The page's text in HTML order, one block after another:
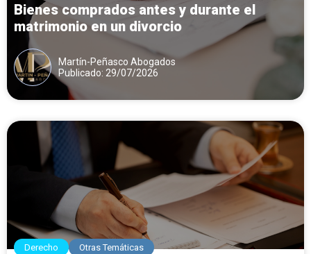
Bienes comprados antes y durante el
matrimonio en un divorcio
Martín-Peñasco Abogados
Publicado: 29/07/2026
Derecho Otras Temáticas